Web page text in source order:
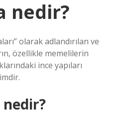
nedir?
olarak adlandırılan ve
özellikle memelilerin
ince yapıları
nedir?